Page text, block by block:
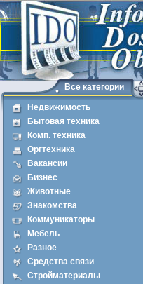
Все категории
Недвижимость
Бытовая техника
Комп. техника
Оргтехника
Вакансии
Бизнес
Животные
Знакомства
Коммуникаторы
Мебель
Разное
Средства связи
Стройматериалы